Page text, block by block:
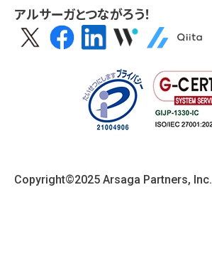
アルサーガとつながろう！
Copyright©2025 Arsaga Partners, Inc.